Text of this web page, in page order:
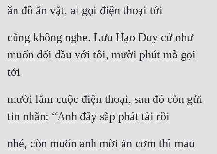
Kỳ Ảo
Làm Giàu
Lịch Sử
Ngôn Tình
ăn đồ ăn vặt, ai gọi điện thoại tới
cũng không nghe. Lưu Hạo Duy cứ như
muốn đối đầu với tôi, mười phút mà gọi
tới
mười lăm cuộc điện thoại, sau đó còn gửi
tin nhắn: “Anh đây sắp phát tài rồi
nhé, còn muốn anh mời ăn cơm thì mau